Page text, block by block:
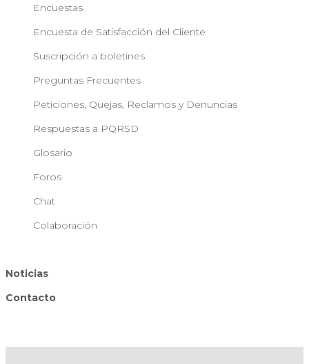
Encuestas
Encuesta de Satisfacción del Cliente
Suscripción a boletines
Preguntas Frecuentes
Peticiones, Quejas, Reclamos y Denuncias
Respuestas a PQRSD
Glosario
Foros
Chat
Colaboración
Noticias
Contacto